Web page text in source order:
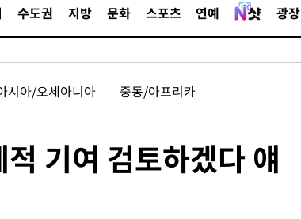
수도권 지방 문화 스포츠 연예 광장
시아/오세아니아 중동/아프리카
기여 검토하겠다 얘